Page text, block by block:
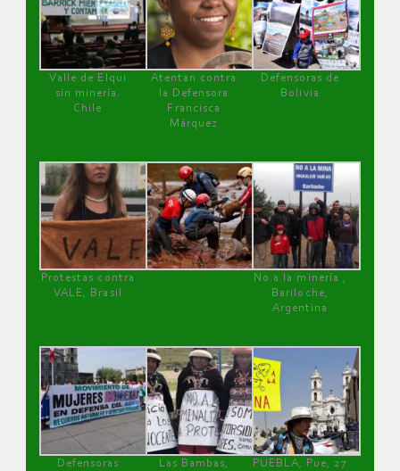
Valle de Elqui
sin minería.
Chile
Atentan contra
la Defensora
Francisca
Márquez
Defensoras de
Bolivia
Protestas contra
VALE, Brasil
No a la minería ,
Bariloche,
Argentina
Defensoras
Las Bambas,
PUEBLA, Pue, 27